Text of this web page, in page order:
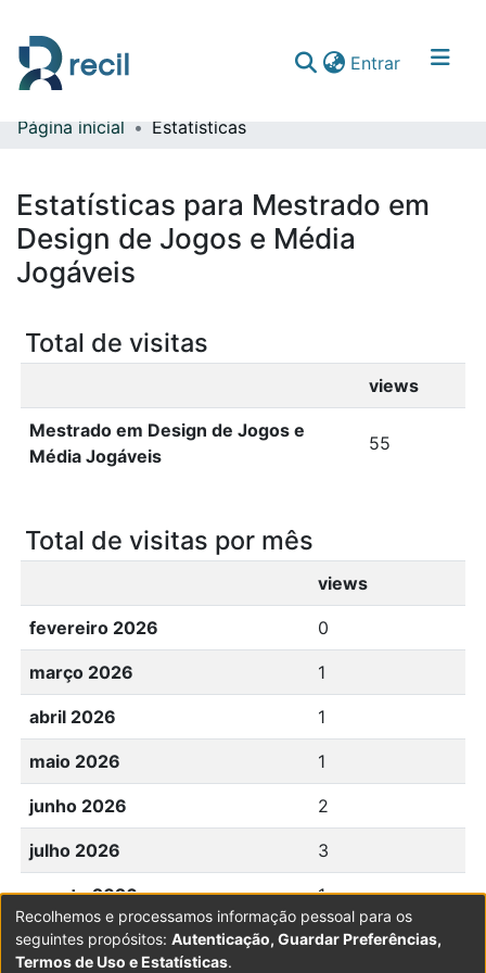
Entrar(current)
Comunidades & Coleções
Página inicial Estatísticas
Estatísticas para Mestrado em
Design de Jogos e Média
Jogáveis
Total de visitas
views
Mestrado em Design de Jogos e
Média Jogáveis
55
Total de visitas por mês
views
fevereiro 2026 0
março 2026 1
abril 2026 1
maio 2026 1
junho 2026 2
julho 2026 3
agosto 2026 1
Recolhemos e processamos informação pessoal para os
seguintes propósitos: Autenticação, Guardar Preferências,
Termos de Uso e Estatísticas.